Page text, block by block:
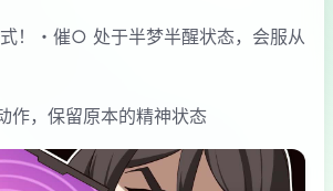
！・催○ 处于半梦半醒状态，会服从
作，保留原本的精神状态